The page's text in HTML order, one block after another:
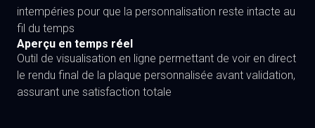
intempéries pour que la personnalisation reste intacte au
fil du temps
Aperçu en temps réel
Outil de visualisation en ligne permettant de voir en direct
le rendu final de la plaque personnalisée avant validation,
assurant une satisfaction totale